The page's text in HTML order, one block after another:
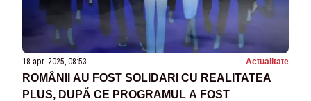
18 apr. 2025, 08:53 Actualitate
ROMÂNII AU FOST SOLIDARI CU REALITATEA
PLUS, DUPĂ CE PROGRAMUL A FOST